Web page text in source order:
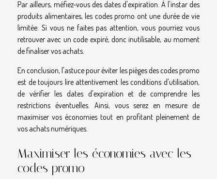
Par ailleurs, méfiez-vous des dates d'expiration. À l'instar des
produits alimentaires, les codes promo ont une durée de vie
limitée. Si vous ne faites pas attention, vous pourriez vous
retrouver avec un code expiré, donc inutilisable, au moment
de finaliser vos achats.
En conclusion, l'astuce pour éviter les pièges des codes promo
est de toujours lire attentivement les conditions d'utilisation,
de vérifier les dates d'expiration et de comprendre les
restrictions éventuelles. Ainsi, vous serez en mesure de
maximiser vos économies tout en profitant pleinement de
vos achats numériques.
Maximiser les économies avec les
codes promo